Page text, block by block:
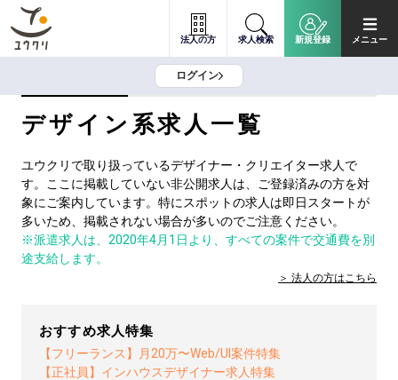
法人の方 求人検索 新規登録 メニュー
ログイン
デザイン系求人一覧
ユウクリで取り扱っているデザイナー・クリエイター求人で
す。ここに掲載していない非公開求人は、ご登録済みの方を対
象にご案内しています。特にスポットの求人は即日スタートが
多いため、掲載されない場合が多いのでご注意ください。
※派遣求人は、2020年4月1日より、すべての案件で交通費を別
途支給します。
法人の方はこちら
おすすめ求人特集
【フリーランス】月20万〜Web/UI案件特集
【正社員】インハウスデザイナー求人特集